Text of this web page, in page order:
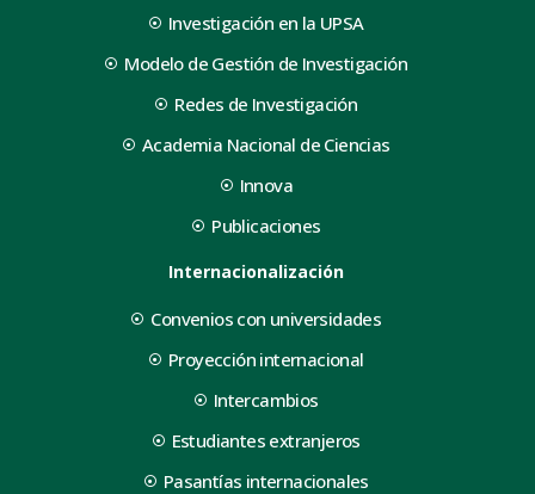
Investigación en la UPSA
Modelo de Gestión de Investigación
Redes de Investigación
Academia Nacional de Ciencias
Innova
Publicaciones
Internacionalización
Convenios con universidades
Proyección internacional
Intercambios
Estudiantes extranjeros
Pasantías internacionales